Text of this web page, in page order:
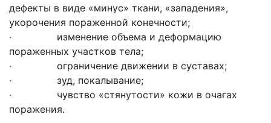
дефекты в виде «минус» ткани, «западения»,
укорочения пораженной конечности;
· изменение объема и деформацию
пораженных участков тела;
· ограничение движении в суставах;
· зуд, покалывание;
· чувство «стянутости» кожи в очагах
поражения.